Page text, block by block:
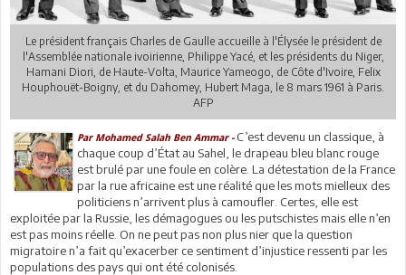
Le président français Charles de Gaulle accueille à l'Élysée le président de
l'Assemblée nationale ivoirienne, Philippe Yacé, et les présidents du Niger,
Hamani Diori, de Haute-Volta, Maurice Yameogo, de Côte d'Ivoire, Felix
Houphouët-Boigny, et du Dahomey, Hubert Maga, le 8 mars 1961 à Paris.
AFP
Par Mohamed Salah Ben Ammar -C’est devenu un classique, à
chaque coup d’État au Sahel, le drapeau bleu blanc rouge
est brulé par une foule en colère. La détestation de la France
par la rue africaine est une réalité que les mots mielleux des
politiciens n’arrivent plus à camoufler. Certes, elle est
exploitée par la Russie, les démagogues ou les putschistes mais elle n’en
est pas moins réelle. On ne peut pas non plus nier que la question
migratoire n’a fait qu’exacerber ce sentiment d’injustice ressenti par les
populations des pays qui ont été colonisés.